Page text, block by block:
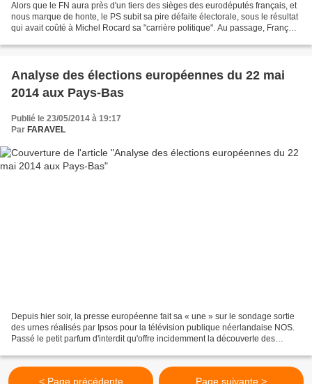
Alors que le FN aura près d'un tiers des sièges des eurodéputés français, et
nous marque de honte, le PS subit sa pire défaite électorale, sous le résultat
qui avait coûté à Michel Rocard sa "carrière politique". Au passage, François
Analyse des élections européennes du 22 mai
2014 aux Pays-Bas
Publié le 23/05/2014 à 19:17
Par FARAVEL
Depuis hier soir, la presse européenne fait sa « une » sur le sondage sortie
des urnes réalisés par Ipsos pour la télévision publique néerlandaise NOS.
Passé le petit parfum d'interdit qu'offre incidemment la découverte des
< Page précédente Page suivante >